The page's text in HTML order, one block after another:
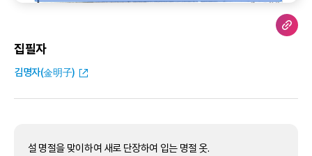
집필자
김명자(金明子)
설 명절을 맞이하여 새로 단장하여 입는 명절 옷.